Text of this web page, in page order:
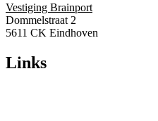
Vestiging Brainport
Dommelstraat 2
5611 CK Eindhoven
Links